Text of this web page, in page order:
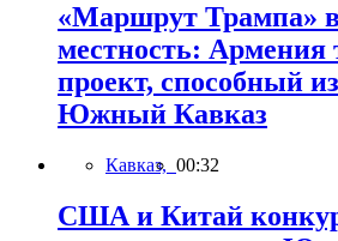
«Маршрут Трампа»
местность: Армения
проект, способный
Южный Кавказ
Кавказ, 00:32
США и Китай